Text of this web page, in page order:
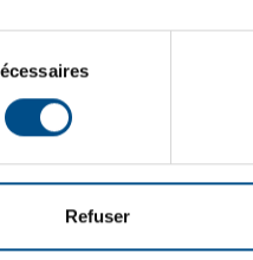
Refuser